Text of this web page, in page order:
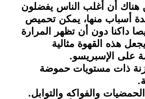
هناك أن أغلب الناس يفضلون
أسباب منها، يمكن تحميص
داكنا دون أن تظهر المرارة
هذه القهوة مثالية
على الإسبريسو.
ذات مستويات حموضة
والفواكه والتوابل.